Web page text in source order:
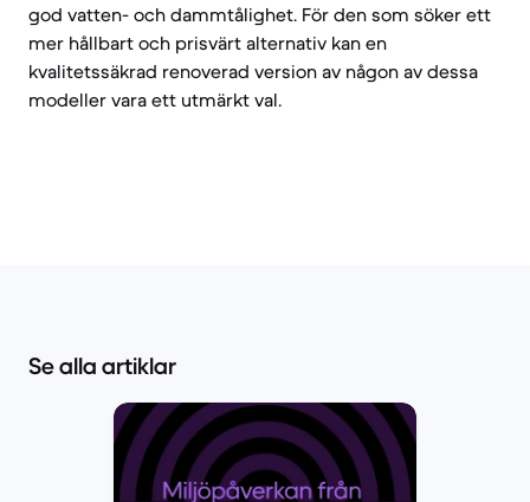
god vatten- och dammtålighet. För den som söker ett
mer hållbart och prisvärt alternativ kan en
kvalitetssäkrad renoverad version av någon av dessa
modeller vara ett utmärkt val.
Se alla artiklar